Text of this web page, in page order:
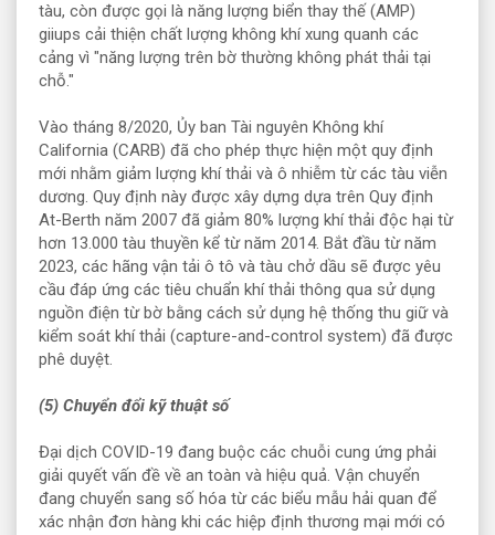
tàu, còn được gọi là năng lượng biển thay thế (AMP)
giiups cải thiện chất lượng không khí xung quanh các
cảng vì "năng lượng trên bờ thường không phát thải tại
chỗ."
Vào tháng 8/2020, Ủy ban Tài nguyên Không khí
California (CARB) đã cho phép thực hiện một quy định
mới nhằm giảm lượng khí thải và ô nhiễm từ các tàu viễn
dương. Quy định này được xây dựng dựa trên Quy định
At-Berth năm 2007 đã giảm 80% lượng khí thải độc hại từ
hơn 13.000 tàu thuyền kể từ năm 2014. Bắt đầu từ năm
2023, các hãng vận tải ô tô và tàu chở dầu sẽ được yêu
cầu đáp ứng các tiêu chuẩn khí thải thông qua sử dụng
nguồn điện từ bờ bằng cách sử dụng hệ thống thu giữ và
kiểm soát khí thải (capture-and-control system) đã được
phê duyệt.
(5) Chuyển đổi kỹ thuật số
Đại dịch COVID-19 đang buộc các chuỗi cung ứng phải
giải quyết vấn đề về an toàn và hiệu quả. Vận chuyển
đang chuyển sang số hóa từ các biểu mẫu hải quan để
xác nhận đơn hàng khi các hiệp định thương mại mới có